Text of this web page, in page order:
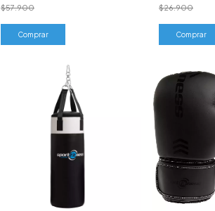
$57.900
Comprar
$26.900
Comprar